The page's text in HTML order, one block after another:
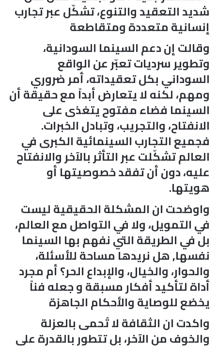
شديد التعقيد والتنوع، تشكّل عبر تجارب
إنسانية متعددة ومتقاطعة
وقالت إن دعم السينما السودانية،
وتطوير سرديات تعبّر عن الواقع
السوداني بكل تعقيداته، أمر ضروري
ومهم، لكنه لا يتعارض أبداً مع حقيقة أن
السينما فضاء مفتوح يتغذى على
الانفتاح، والتجريب، وتبادل الخبرات.
فجميع التجارب السينمائية الكبرى في
العالم تشكّلت عبر التأثر بالآخر والانفتاح
عليه، دون أن تفقد خصوصيتها أو
هويتها.
واوضحت ان المشكلة الحقيقية ليست
في التمويل، ولا في التواصل مع العالم،
بل في الطريقة التي نفهم بها السينما
نفسها, هل نريدها مساحة للأسئلة،
والحوار، والخيال، والإبداع الحر؟ أم مجرد
أداة لتأكيد أفكار مسبقة و جعله فناً
يخضع للوصاية والأحكام الجاهزة
واكدت ان الثقافة لا تُحمى بالعزلة
والخوف من الآخر، بل تتطور بالقدرة على